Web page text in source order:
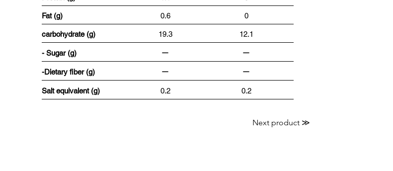
Fat (g) 0.6 0
carbohydrate (g) 19.3 12.1
- Sugar (g) ー ー
-Dietary fiber (g) ー ー
Salt equivalent (g) 0.2 0.2
Next product ≫